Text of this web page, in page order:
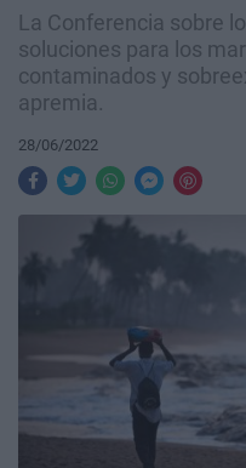
La Conferencia sobre
soluciones para los
contaminados y
apremia.
28/06/2022